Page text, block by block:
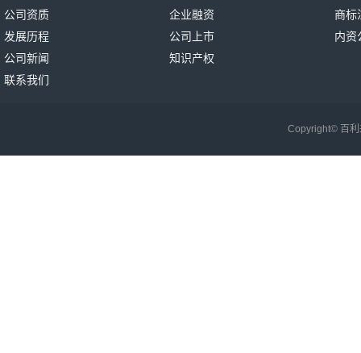
公司资质
发展历程
公司新闻
联系我们
企业融资
公司上市
知识产权
商标
内资
Copyright© 百